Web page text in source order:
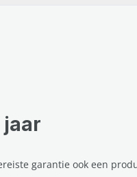
garantie ook een